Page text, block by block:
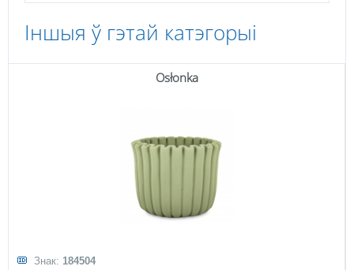
Іншыя ў гэтай катэгорыі
Osłonka
Знак: 184504